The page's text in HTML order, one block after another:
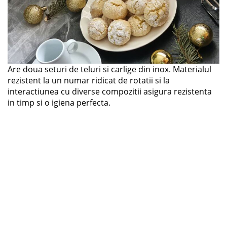
Are doua seturi de teluri si carlige din inox. Materialul
rezistent la un numar ridicat de rotatii si la
interactiunea cu diverse compozitii asigura rezistenta
in timp si o igiena perfecta.